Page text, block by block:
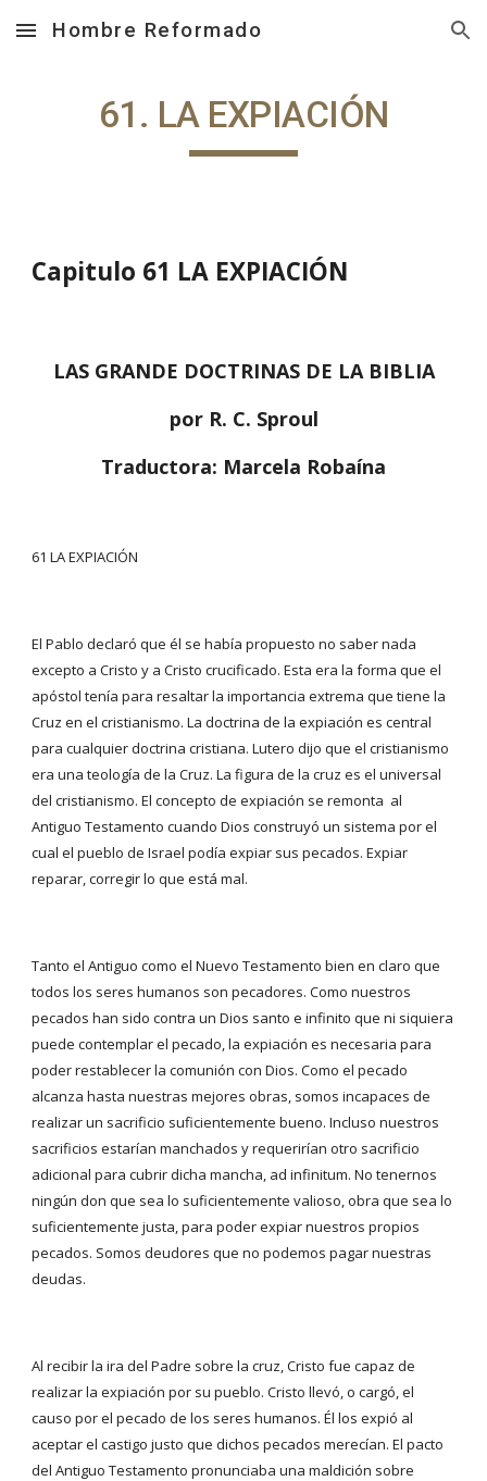
Skip to main content Skip to navigation
Hombre Reformado
61. LA EXPIACIÓN
Capitulo 61 LA EXPIACIÓN
LAS GRANDE DOCTRINAS DE LA BIBLIA
por R. C. Sproul
Traductora: Marcela Robaína
61 LA EXPIACIÓN
El Pablo declaró que él se había propuesto no saber nada
excepto a Cristo y a Cristo crucificado. Esta era la forma que el
apóstol tenía para resaltar la importancia extrema que tiene la
Cruz en el cristianismo. La doctrina de la expiación es central
para cualquier doctrina cristiana. Lutero dijo que el cristianismo
era una teología de la Cruz. La figura de la cruz es el universal
del cristianismo. El concepto de expiación se remonta  al
Antiguo Testamento cuando Dios construyó un sistema por el
cual el pueblo de Israel podía expiar sus pecados. Expiar
reparar, corregir lo que está mal.
Tanto el Antiguo como el Nuevo Testamento bien en claro que
todos los seres humanos son pecadores. Como nuestros
pecados han sido contra un Dios santo e infinito que ni siquiera
puede contemplar el pecado, la expiación es necesaria para
poder restablecer la comunión con Dios. Como el pecado
alcanza hasta nuestras mejores obras, somos incapaces de
realizar un sacrificio suficientemente bueno. Incluso nuestros
sacrificios estarían manchados y requerirían otro sacrificio
adicional para cubrir dicha mancha, ad infinitum. No tenernos
ningún don que sea lo suficientemente valioso, obra que sea lo
suficientemente justa, para poder expiar nuestros propios
pecados. Somos deudores que no podemos pagar nuestras
deudas.
Al recibir la ira del Padre sobre la cruz, Cristo fue capaz de
realizar la expiación por su pueblo. Cristo llevó, o cargó, el
causo por el pecado de los seres humanos. Él los expió al
aceptar el castigo justo que dichos pecados merecían. El pacto
del Antiguo Testamento pronunciaba una maldición sobre